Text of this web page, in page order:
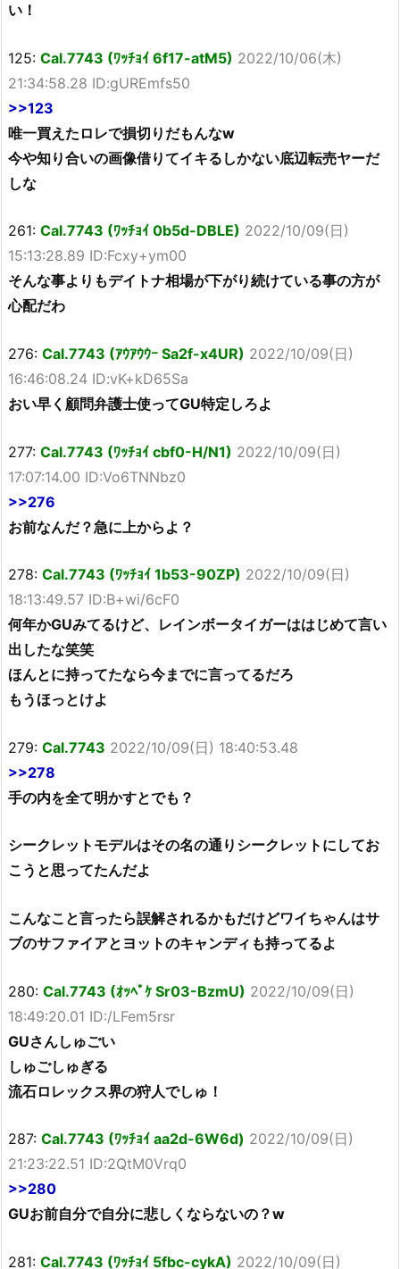
い！
125: Cal.7743 (ﾜｯﾁｮｲ 6f17-atM5) 2022/10/06(木)
21:34:58.28 ID:gUREmfs50
>>123
唯一買えたロレで損切りだもんなw
今や知り合いの画像借りてイキるしかない底辺転売ヤーだ
しな
261: Cal.7743 (ﾜｯﾁｮｲ 0b5d-DBLE) 2022/10/09(日)
15:13:28.89 ID:Fcxy+ym00
そんな事よりもデイトナ相場が下がり続けている事の方が
心配だわ
276: Cal.7743 (ｱｳｱｳｳｰ Sa2f-x4UR) 2022/10/09(日)
16:46:08.24 ID:vK+kD65Sa
おい早く顧問弁護士使ってGU特定しろよ
277: Cal.7743 (ﾜｯﾁｮｲ cbf0-H/N1) 2022/10/09(日)
17:07:14.00 ID:Vo6TNNbz0
>>276
お前なんだ？急に上からよ？
278: Cal.7743 (ﾜｯﾁｮｲ 1b53-90ZP) 2022/10/09(日)
18:13:49.57 ID:B+wi/6cF0
何年かGUみてるけど、レインボータイガーははじめて言い
出したな笑笑
ほんとに持ってたなら今までに言ってるだろ
もうほっとけよ
279: Cal.7743 2022/10/09(日) 18:40:53.48
>>278
手の内を全て明かすとでも？
シークレットモデルはその名の通りシークレットにしてお
こうと思ってたんだよ
こんなこと言ったら誤解されるかもだけどワイちゃんはサ
ブのサファイアとヨットのキャンディも持ってるよ
280: Cal.7743 (ｵｯﾍﾟｹ Sr03-BzmU) 2022/10/09(日)
18:49:20.01 ID:/LFem5rsr
GUさんしゅごい
しゅごしゅぎる
流石ロレックス界の狩人でしゅ！
287: Cal.7743 (ﾜｯﾁｮｲ aa2d-6W6d) 2022/10/09(日)
21:23:22.51 ID:2QtM0Vrq0
>>280
GUお前自分で自分に悲しくならないの？w
281: Cal.7743 (ﾜｯﾁｮｲ 5fbc-cykA) 2022/10/09(日)